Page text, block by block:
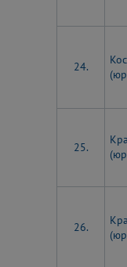
24.
25.
26.